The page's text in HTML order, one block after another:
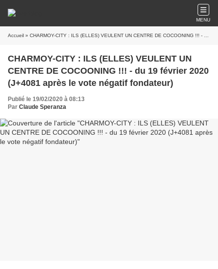
MENU
Accueil » CHARMOY-CITY : ILS (ELLES) VEULENT UN CENTRE DE COCOONING !!! - du 19 février 2020 (J+4081 après le vote négatif fondateur)
CHARMOY-CITY : ILS (ELLES) VEULENT UN
CENTRE DE COCOONING !!! - du 19 février 2020
(J+4081 après le vote négatif fondateur)
Publié le 19/02/2020 à 08:13
Par Claude Speranza